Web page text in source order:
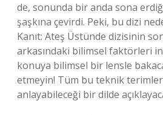
de, sonunda bir anda sona
şaşkına çevirdi. Peki, bu dizi
Kanıt: Ateş Üstünde dizisinin
arkasındaki bilimsel faktörleri
konuya bilimsel bir lensle
etmeyin! Tüm bu teknik
anlayabileceği bir dilde